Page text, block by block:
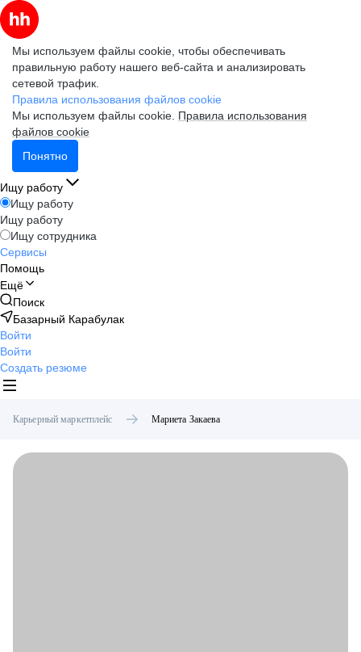
Мы используем файлы cookie, чтобы обеспечивать
правильную работу нашего веб-сайта и анализировать
сетевой трафик.
Правила использования файлов cookie
Мы используем файлы cookie. Правила использования
файлов cookie
Понятно
Ищу работу
Ищу работу
Ищу работу
Ищу сотрудника
Сервисы
Помощь
Ещё
Поиск
Базарный Карабулак
Войти
Войти
Создать резюме
Карьерный маркетплейс Мариета Закаева